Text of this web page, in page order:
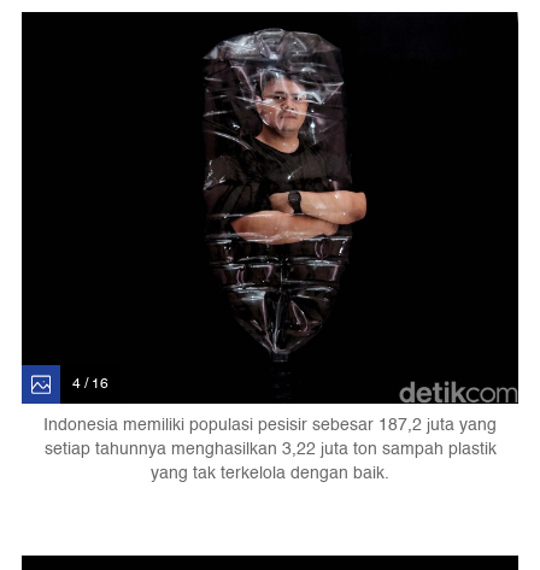
4 / 16
Indonesia memiliki populasi pesisir sebesar 187,2 juta yang
setiap tahunnya menghasilkan 3,22 juta ton sampah plastik
yang tak terkelola dengan baik.